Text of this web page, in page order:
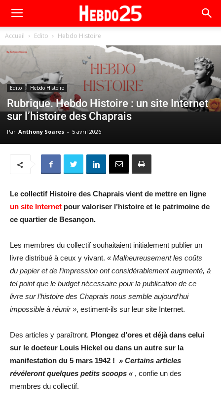
Accueil Edito Hebdo Histoire
Edito Hebdo Histoire
Rubrique. Hebdo Histoire : un site Internet
sur l’histoire des Chaprais
Par Anthony Soares - 5 avril 2026
Le collectif Histoire des Chaprais vient de mettre en ligne
un site Internet pour valoriser l’histoire et le patrimoine de
ce quartier de Besançon.
Les membres du collectif souhaitaient initialement publier un
livre distribué à ceux y vivant. « Malheureusement les coûts
du papier et de l’impression ont considérablement augmenté, à
tel point que le budget nécessaire pour la publication de ce
livre sur l’histoire des Chaprais nous semble aujourd’hui
impossible à réunir », estiment-ils sur leur site Internet.
Des articles y paraîtront. Plongez d’ores et déjà dans celui
sur le docteur Louis Hickel ou dans un autre sur la
manifestation du 5 mars 1942 ! » Certains articles
révéleront quelques petits scoops « , confie un des
membres du collectif.